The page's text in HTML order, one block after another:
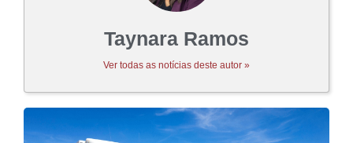
Taynara Ramos
Ver todas as notícias deste autor »